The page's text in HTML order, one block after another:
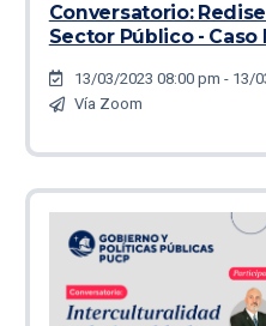
Conversatorio:
Sector Público - Caso
13/03/2023 08:00 pm - 13/
Vía Zoom